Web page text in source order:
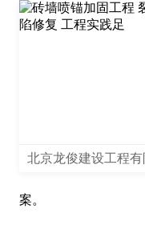
北京龙俊建设工程有
案。